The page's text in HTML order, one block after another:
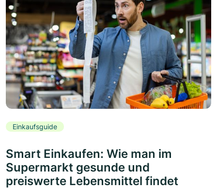
Einkaufsguide
Smart Einkaufen: Wie man im
Supermarkt gesunde und
preiswerte Lebensmittel findet